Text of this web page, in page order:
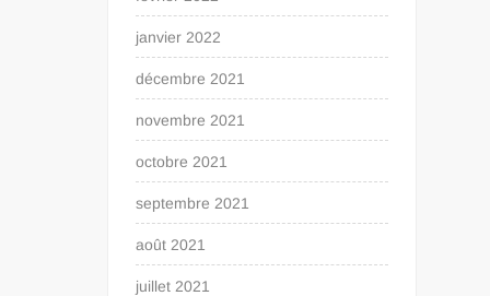
janvier 2022
décembre 2021
novembre 2021
octobre 2021
septembre 2021
août 2021
juillet 2021